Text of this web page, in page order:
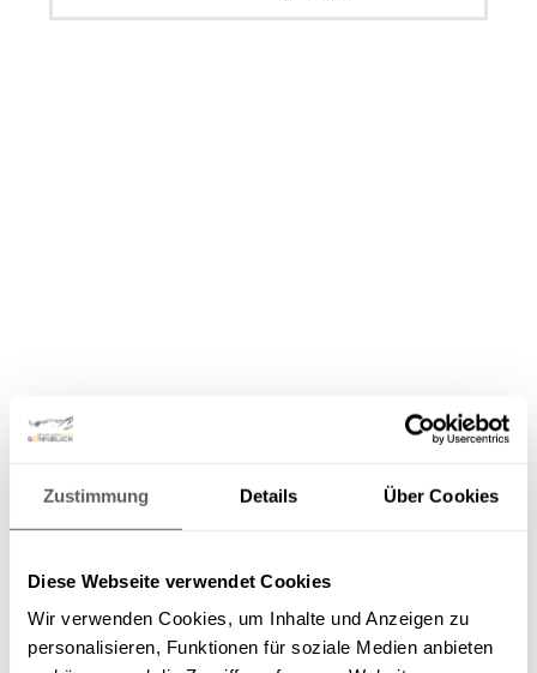
Zustimmung Details Über Cookies
Diese Webseite verwendet Cookies
Wir verwenden Cookies, um Inhalte und Anzeigen zu
personalisieren, Funktionen für soziale Medien anbieten